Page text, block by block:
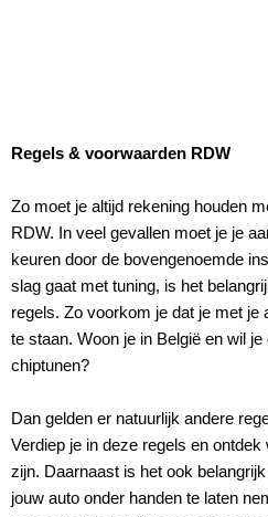
Regels & voorwaarden RDW
Zo moet je altijd rekening houden
RDW. In veel gevallen moet je je
keuren door de bovengenoemde
slag gaat met tuning, is het
regels. Zo voorkom je dat je met
te staan. Woon je in België en wil
chiptunen?
Dan gelden er natuurlijk andere
Verdiep je in deze regels en
zijn. Daarnaast is het ook
jouw auto onder handen te laten